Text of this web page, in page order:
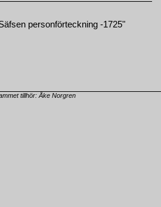
personförteckning -1725"
tillhör: Åke Norgren